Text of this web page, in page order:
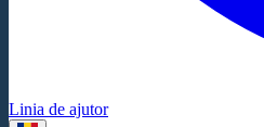
Linia de ajutor